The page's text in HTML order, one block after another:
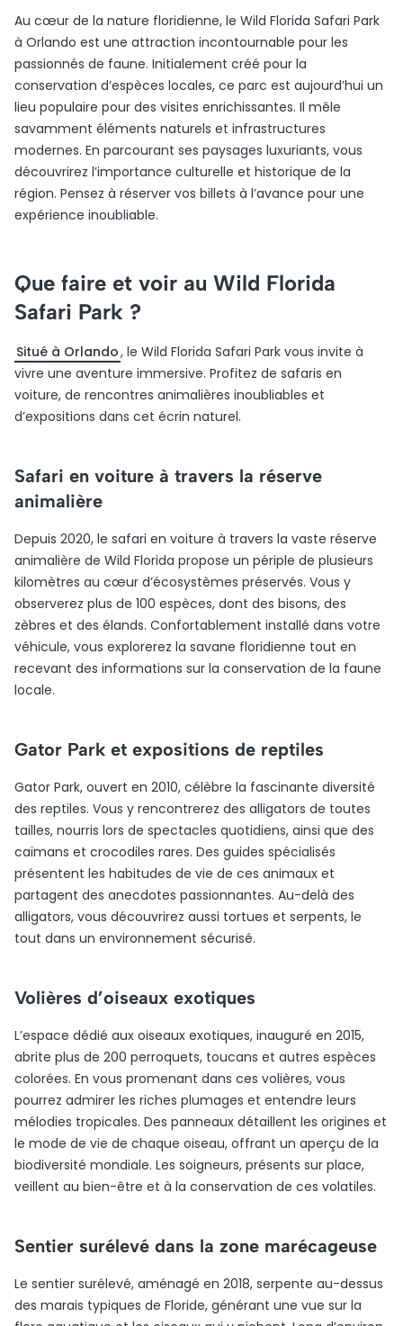
Au cœur de la nature floridienne, le Wild Florida Safari Park
à Orlando est une attraction incontournable pour les
passionnés de faune. Initialement créé pour la
conservation d’espèces locales, ce parc est aujourd’hui un
lieu populaire pour des visites enrichissantes. Il mêle
savamment éléments naturels et infrastructures
modernes. En parcourant ses paysages luxuriants, vous
découvrirez l’importance culturelle et historique de la
région. Pensez à réserver vos billets à l’avance pour une
expérience inoubliable.
Que faire et voir au Wild Florida
Safari Park ?
Situé à Orlando, le Wild Florida Safari Park vous invite à
vivre une aventure immersive. Profitez de safaris en
voiture, de rencontres animalières inoubliables et
d’expositions dans cet écrin naturel.
Safari en voiture à travers la réserve
animalière
Depuis 2020, le safari en voiture à travers la vaste réserve
animalière de Wild Florida propose un périple de plusieurs
kilomètres au cœur d’écosystèmes préservés. Vous y
observerez plus de 100 espèces, dont des bisons, des
zèbres et des élands. Confortablement installé dans votre
véhicule, vous explorerez la savane floridienne tout en
recevant des informations sur la conservation de la faune
locale.
Gator Park et expositions de reptiles
Gator Park, ouvert en 2010, célèbre la fascinante diversité
des reptiles. Vous y rencontrerez des alligators de toutes
tailles, nourris lors de spectacles quotidiens, ainsi que des
caïmans et crocodiles rares. Des guides spécialisés
présentent les habitudes de vie de ces animaux et
partagent des anecdotes passionnantes. Au-delà des
alligators, vous découvrirez aussi tortues et serpents, le
tout dans un environnement sécurisé.
Volières d’oiseaux exotiques
L’espace dédié aux oiseaux exotiques, inauguré en 2015,
abrite plus de 200 perroquets, toucans et autres espèces
colorées. En vous promenant dans ces volières, vous
pourrez admirer les riches plumages et entendre leurs
mélodies tropicales. Des panneaux détaillent les origines et
le mode de vie de chaque oiseau, offrant un aperçu de la
biodiversité mondiale. Les soigneurs, présents sur place,
veillent au bien-être et à la conservation de ces volatiles.
Sentier surélevé dans la zone marécageuse
Le sentier surélevé, aménagé en 2018, serpente au-dessus
des marais typiques de Floride, générant une vue sur la